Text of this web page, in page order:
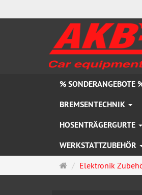
% SONDERANGEBOTE
BREMSENTECHNIK
HOSENTRÄGERGURTE
WERKSTATTZUBEHÖR
Startseite
Elektronik